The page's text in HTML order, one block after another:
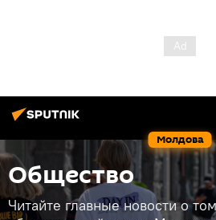
Молдова
Общество
Читайте главные новости о